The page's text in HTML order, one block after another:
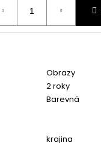
Obrazy
2 roky
Barevná
krajina